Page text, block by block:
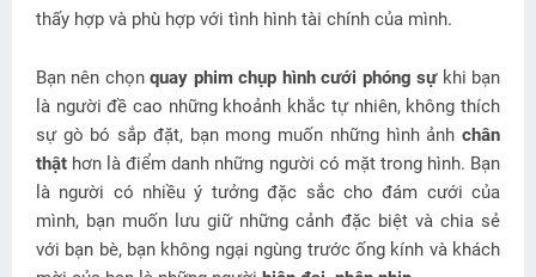
thấy hợp và phù hợp với tình hình tài chính của mình.
Bạn nên chọnquay phim chụp hình cưới phóng sựkhi bạn
là người đề cao những khoảnh khắc tự nhiên, không thích
sự gò bó sắp đặt, bạn mong muốn những hình ảnh chân
thật hơn là điểm danh những người có mặt trong hình. Bạn
là người có nhiều ý tưởng đặc sắc cho đám cưới của
mình, bạn muốn lưu giữ những cảnh đặc biệt và chia sẻ
với bạn bè, bạn không ngại ngùng trước ống kính và khách